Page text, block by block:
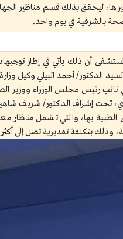
ليحقق بذلك قسم مناظير
بالشرقية في يوم واحد.
أن ذلك يأتي في إطار
الدكتور/ أحمد البيلي وكيل
رئيس مجلس الوزراء ووزير
تحت إشراف الدكتور/ شريف
الطبية بها، والتي تشمل
تقديرية تصل إلى أكثر من ١٠ مليون